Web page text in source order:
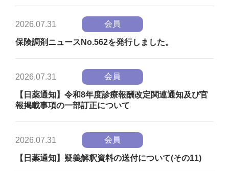
2026.07.31 会員
保険調剤ニュースNo.562を発行しました。
2026.07.31 会員
【日薬通知】令和8年度診療報酬改定関連通知及び官
報掲載事項の一部訂正について
2026.07.31 会員
【日薬通知】疑義解釈資料の送付について(その11)